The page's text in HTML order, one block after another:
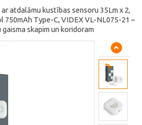
atdalāmu kustības sensoru 35Lm x 2,
Type-C, VIDEX VL-NL075-21 –
skapim un koridoram